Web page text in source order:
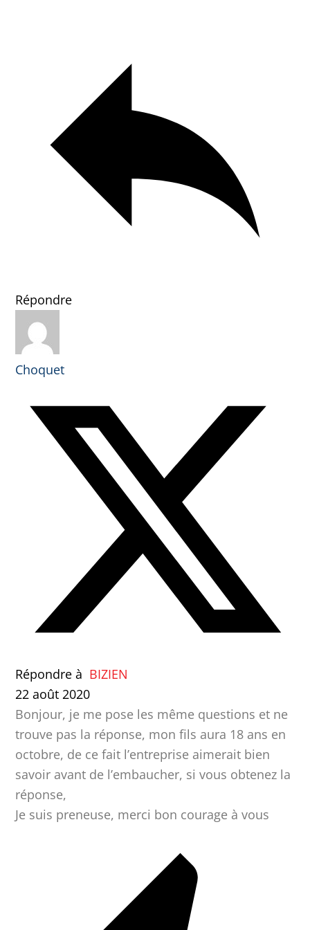
Répondre
Choquet
Répondre à BIZIEN
22 août 2020
Bonjour, je me pose les même questions et ne
trouve pas la réponse, mon fils aura 18 ans en
octobre, de ce fait l’entreprise aimerait bien
savoir avant de l’embaucher, si vous obtenez la
réponse,
Je suis preneuse, merci bon courage à vous